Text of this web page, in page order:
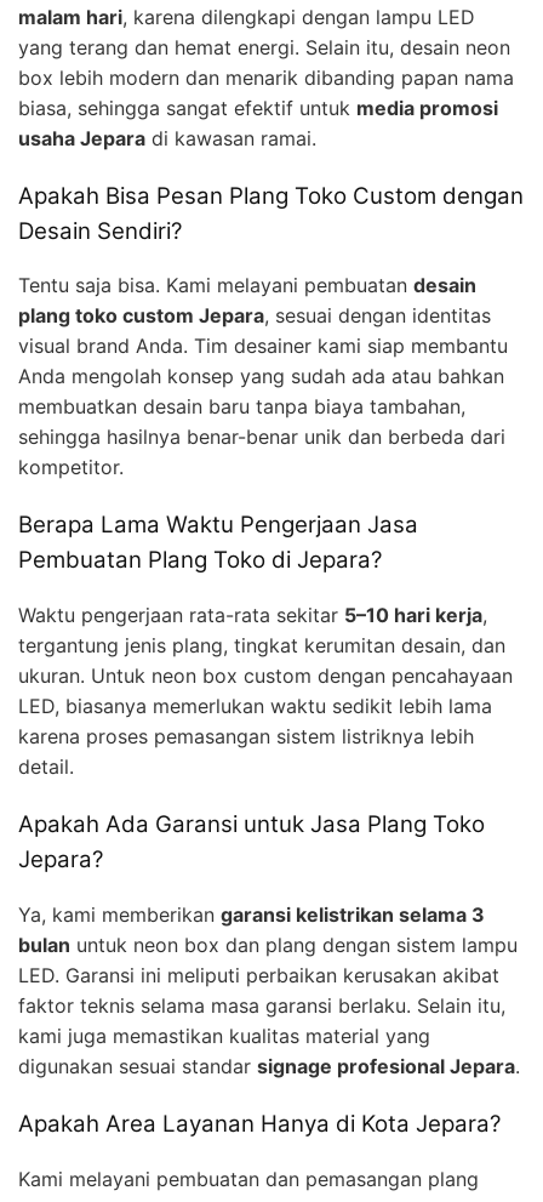
malam hari, karena dilengkapi dengan lampu LED
yang terang dan hemat energi. Selain itu, desain neon
box lebih modern dan menarik dibanding papan nama
biasa, sehingga sangat efektif untuk media promosi
usaha Jepara di kawasan ramai.
Apakah Bisa Pesan Plang Toko Custom dengan
Desain Sendiri?
Tentu saja bisa. Kami melayani pembuatan desain
plang toko custom Jepara, sesuai dengan identitas
visual brand Anda. Tim desainer kami siap membantu
Anda mengolah konsep yang sudah ada atau bahkan
membuatkan desain baru tanpa biaya tambahan,
sehingga hasilnya benar-benar unik dan berbeda dari
kompetitor.
Berapa Lama Waktu Pengerjaan Jasa
Pembuatan Plang Toko di Jepara?
Waktu pengerjaan rata-rata sekitar 5–10 hari kerja,
tergantung jenis plang, tingkat kerumitan desain, dan
ukuran. Untuk neon box custom dengan pencahayaan
LED, biasanya memerlukan waktu sedikit lebih lama
karena proses pemasangan sistem listriknya lebih
detail.
Apakah Ada Garansi untuk Jasa Plang Toko
Jepara?
Ya, kami memberikan garansi kelistrikan selama 3
bulan untuk neon box dan plang dengan sistem lampu
LED. Garansi ini meliputi perbaikan kerusakan akibat
faktor teknis selama masa garansi berlaku. Selain itu,
kami juga memastikan kualitas material yang
digunakan sesuai standar signage profesional Jepara.
Apakah Area Layanan Hanya di Kota Jepara?
Kami melayani pembuatan dan pemasangan plang